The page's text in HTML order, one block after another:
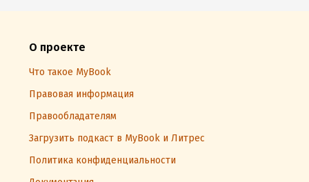
О проекте
Что такое MyBook
Правовая информация
Правообладателям
Загрузить подкаст в MyBook и Литрес
Политика конфиденциальности